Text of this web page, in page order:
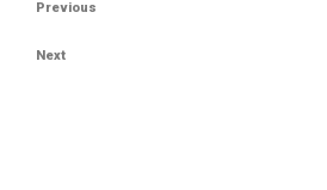
Previous
Previous
Next
Next